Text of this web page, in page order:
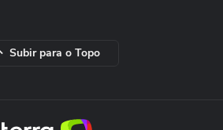
Subir para o Topo